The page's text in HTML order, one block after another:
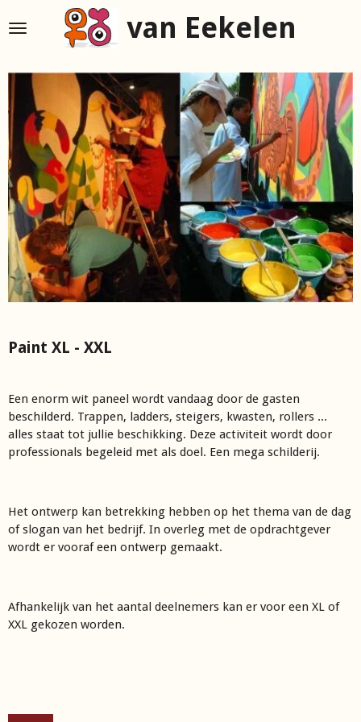
direct
hoofdinhoud
van Eekelen
Paint XL - XXL
Een enorm wit paneel wordt vandaag door de gasten
beschilderd. Trappen, ladders, steigers, kwasten, rollers ...
alles staat tot jullie beschikking. Deze activiteit wordt door
professionals begeleid met als doel. Een mega schilderij.
Het ontwerp kan betrekking hebben op het thema van de dag
of slogan van het bedrijf. In overleg met de opdrachtgever
wordt er vooraf een ontwerp gemaakt.
Afhankelijk van het aantal deelnemers kan er voor een XL of
XXL gekozen worden.